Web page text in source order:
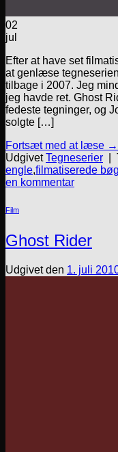
02
jul
Efter at have set
at genlæse
tilbage i 2007. Jeg
jeg havde ret. Ghost
fedeste tegninger, og
solgte […]
Fortsæt med at læse →
UdgivetTegneserier
engle,filmatiserede
en kommentar
Film
Ghost Rider
Udgivet den 1. juli